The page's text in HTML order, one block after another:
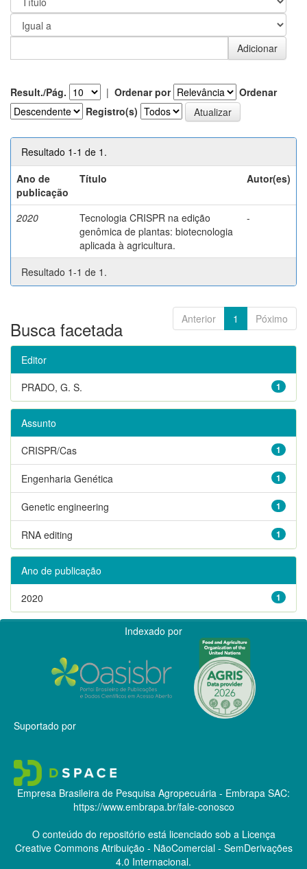
Result./Pág. | Ordenar por
Ordenar
Registro(s)
Resultado 1-1 de 1.
Ano de
publicação
Título Autor(es)
2020
Tecnologia CRISPR na edição
genômica de plantas: biotecnologia
aplicada à agricultura.
-
Resultado 1-1 de 1.
Anterior 1 Póximo
Busca facetada
Editor
1
PRADO, G. S.
Assunto
1
CRISPR/Cas
1
Engenharia Genética
1
Genetic engineering
1
RNA editing
Ano de publicação
1
2020
Indexado por
Suportado por
Empresa Brasileira de Pesquisa Agropecuária - Embrapa SAC:
https://www.embrapa.br/fale-conosco
O conteúdo do repositório está licenciado sob a Licença
Creative CommonsAtribuição - NãoComercial - SemDerivações
4.0 Internacional.